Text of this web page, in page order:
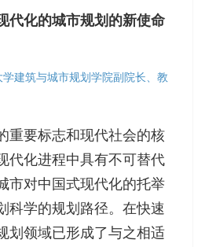
代化的城市规划的新使命
建筑与城市规划学院副院长、教
重要标志和现代社会的核
代化进程中具有不可替代
市对中国式现代化的托举
科学的规划路径。在快速
划领域已形成了与之相适